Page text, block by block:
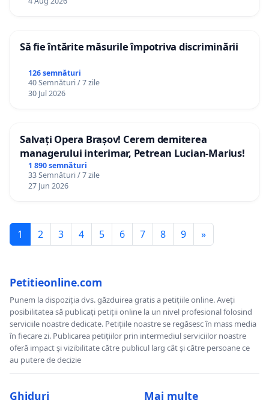
Să fie întărite măsurile împotriva discriminării
126 semnături
40 Semnături / 7 zile
30 Jul 2026
Salvați Opera Brașov! Cerem demiterea
managerului interimar, Petrean Lucian-Marius!
1 890 semnături
33 Semnături / 7 zile
27 Jun 2026
1 2 3 4 5 6 7 8 9 »
Petitieonline.com
Punem la dispoziția dvs. găzduirea gratis a petițiile online. Aveți
posibilitatea să publicați petiții online la un nivel profesional folosind
serviciile noastre dedicate. Petițiile noastre se regăsesc în mass media
în fiecare zi. Publicarea petițiilor prin intermediul serviciilor noastre
oferă impact și vizibilitate către publicul larg cât și către persoane ce
au putere de decizie
Ghiduri Mai multe